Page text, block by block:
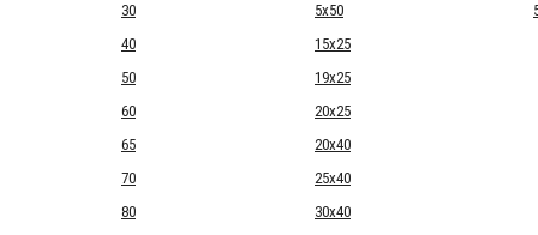
30
5x50
40
15x25
50
19x25
60
20x25
65
20x40
70
25x40
80
30x40